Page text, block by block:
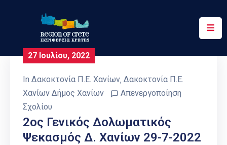
Περιφέρεια
Έργα
Ψηφιακές
27 Ιουλίου, 2022
In Δακοκτονία Π.Ε. Χανίων‚ Δακοκτονία Π.Ε.
Χανίων Δήμος Χανίων
Απενεργοποίηση
Σχολίου
2ος Γενικός Δολωματικός
Ψεκασμός Δ. Χανίων 29-7-2022